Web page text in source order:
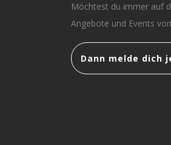
Möchtest du immer auf
Angebote und Events
Dann melde dich